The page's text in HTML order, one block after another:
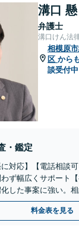
溝口 懸
弁護士
溝口けん法
相模原
区 から
談受付中
・鑑定
に対応】【電話相談
ず幅広くサポート
した事案に強い。
提案。生前対策も
料金表を見る